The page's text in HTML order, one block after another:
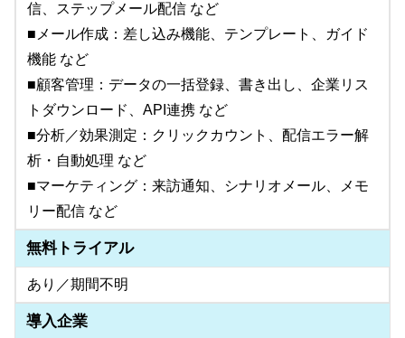
信、ステップメール配信 など
■メール作成：差し込み機能、テンプレート、ガイド
機能 など
■顧客管理：データの一括登録、書き出し、企業リス
トダウンロード、API連携 など
■分析／効果測定：クリックカウント、配信エラー解
析・自動処理 など
■マーケティング：来訪通知、シナリオメール、メモ
リー配信 など
無料トライアル
あり／期間不明
導入企業